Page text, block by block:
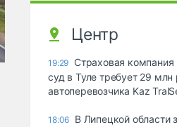
Центр
19:29 Страховая
суд в Туле требует 29 млн
автоперевозчика Kaz
18:06 В Липецкой области